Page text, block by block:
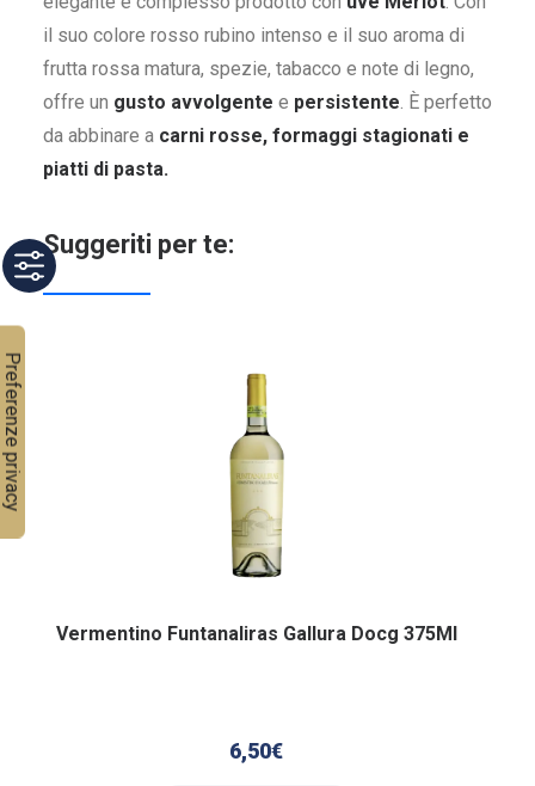
il suo colore rosso rubino intenso e il suo aroma di
frutta rossa matura, spezie, tabacco e note di legno,
offre un gusto avvolgente e persistente. È perfetto
da abbinare a carni rosse, formaggi stagionati e
piatti di pasta.
Suggeriti per te:
Vermentino Funtanaliras Gallura Docg 375Ml
6,50€